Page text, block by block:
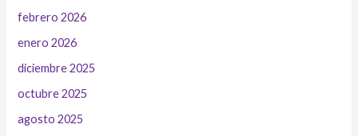
febrero 2026
enero 2026
diciembre 2025
octubre 2025
agosto 2025